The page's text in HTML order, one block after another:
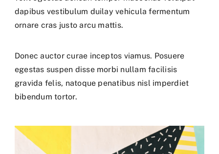
dapibus vestibulum duilay vehicula fermentum
ornare cras justo arcu mattis.
Donec auctor curae inceptos viamus. Posuere
egestas suspen disse morbi nullam facilisis
gravida felis, natoque penatibus nisl imperdiet
bibendum tortor.